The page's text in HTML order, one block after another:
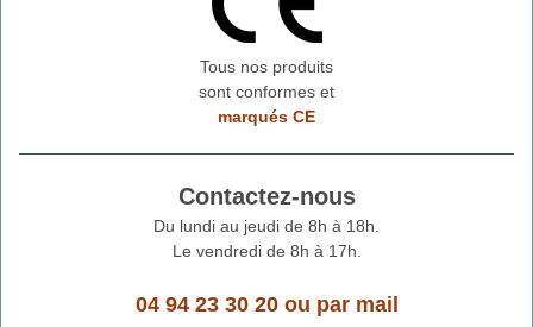
Tous nos produits
sont conformes et
marqués CE
Contactez-nous
Du lundi au jeudi de 8h à 18h.
Le vendredi de 8h à 17h.
04 94 23 30 20ou par mail